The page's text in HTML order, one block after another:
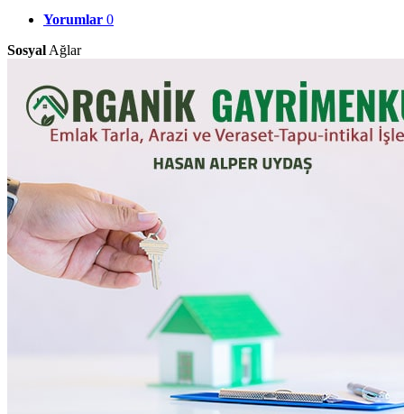
Yorumlar 0
Sosyal Ağlar